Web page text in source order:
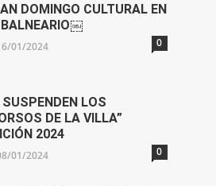
DOMINGO CULTURAL EN
BALNEARIO￼
01/2024 0
SUSPENDEN LOS
DE LA VILLA”
2024
01/2024 0